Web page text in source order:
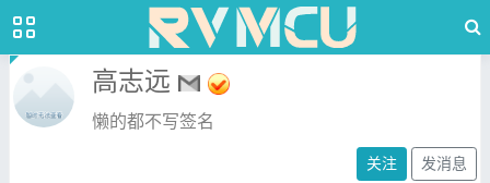
高志远
懒的都不写签名
关注 发消息